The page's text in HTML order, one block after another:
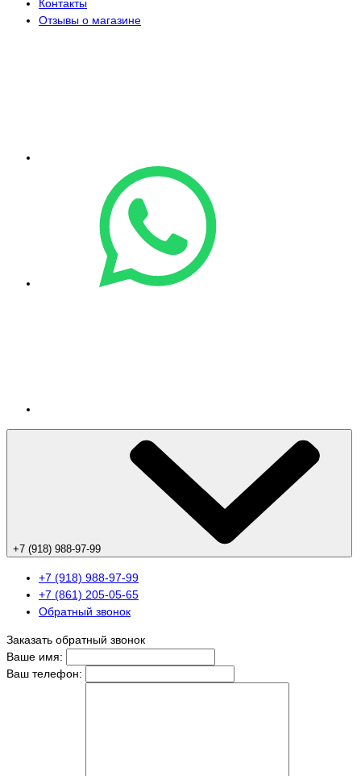
Контакты
Отзывы о магазине
+7 (918) 988-97-99
+7 (918) 988-97-99
+7 (861) 205-05-65
Обратный звонок
Заказать обратный звонок
Ваше имя:
Ваш телефон: